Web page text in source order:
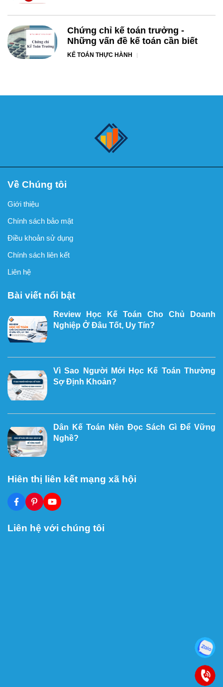
Chứng chỉ kế toán trưởng -
Những vấn đề kế toán cần biết
KẾ TOÁN THỰC HÀNH
Về Chúng tôi
Giới thiệu
Chính sách bảo mật
Điều khoản sử dụng
Chính sách liên kết
Liên hệ
Bài viết nổi bật
Review Học Kế Toán Cho Chủ Doanh
Nghiệp Ở Đâu Tốt, Uy Tín?
Vì Sao Người Mới Học Kế Toán Thường
Sợ Định Khoản?
Dân Kế Toán Nên Đọc Sách Gì Để Vững
Nghề?
Hiên thị liên kết mạng xã hội
Liên hệ với chúng tôi